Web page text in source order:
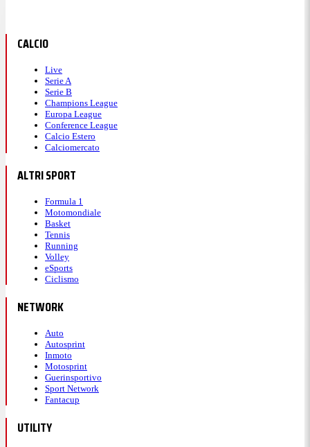
CALCIO
Live
Serie A
Serie B
Champions League
Europa League
Conference League
Calcio Estero
Calciomercato
ALTRI SPORT
Formula 1
Motomondiale
Basket
Tennis
Running
Volley
eSports
Ciclismo
NETWORK
Auto
Autosprint
Inmoto
Motosprint
Guerinsportivo
Sport Network
Fantacup
UTILITY